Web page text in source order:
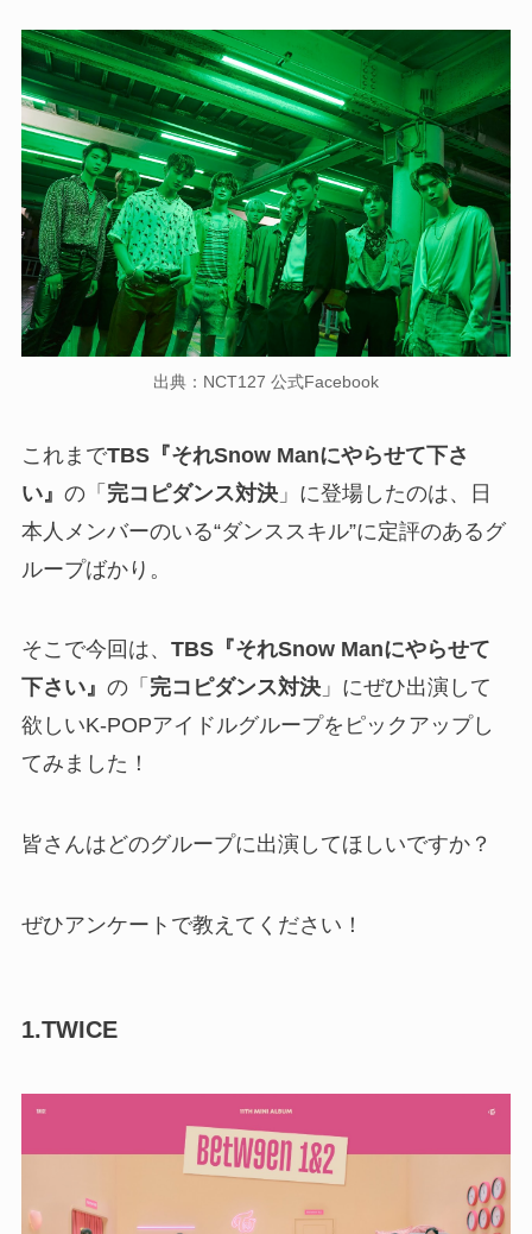
出典：NCT127 公式Facebook
これまでTBS『それSnow Manにやらせて下さ
い』 の「 完コピダンス対決」に登場したのは、日
本人メンバーのいる“ダンススキル”に定評のあるグ
ループばかり。
そこで今回は、 TBS『それSnow Manにやらせて
下さい』 の「 完コピダンス対決」にぜひ出演して
欲しいK-POPアイドルグループをピックアップし
てみました！
皆さんはどのグループに出演してほしいですか？
ぜひアンケートで教えてください！
1.TWICE